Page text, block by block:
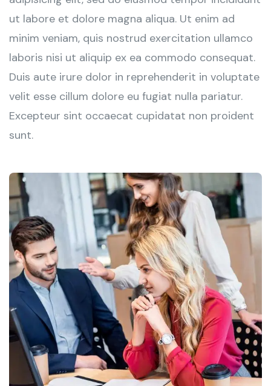
ut labore et dolore magna aliqua. Ut enim ad
minim veniam, quis nostrud exercitation ullamco
laboris nisi ut aliquip ex ea commodo consequat.
Duis aute irure dolor in reprehenderit in voluptate
velit esse cillum dolore eu fugiat nulla pariatur.
Excepteur sint occaecat cupidatat non proident
sunt.